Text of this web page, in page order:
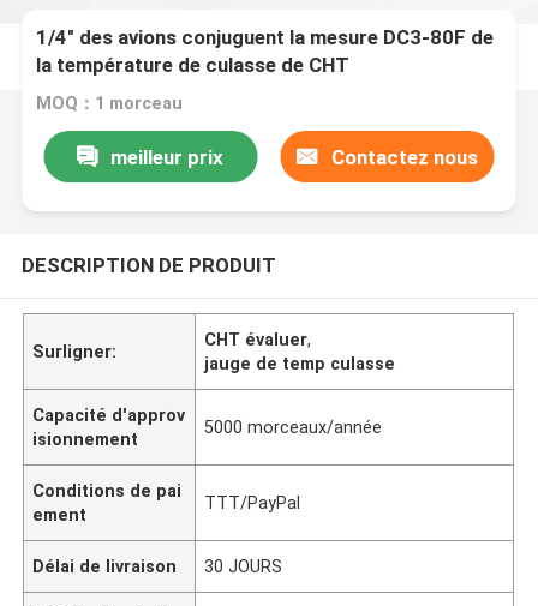
1/4" des avions conjuguent la mesure DC3-80F de
la température de culasse de CHT
MOQ：1 morceau
meilleur prix Contactez nous
DESCRIPTION DE PRODUIT
Surligner:
CHT évaluer,
jauge de temp culasse
Capacité d'approv
isionnement
5000 morceaux/année
Conditions de pai
ement
TTT/PayPal
Délai de livraison 30 JOURS